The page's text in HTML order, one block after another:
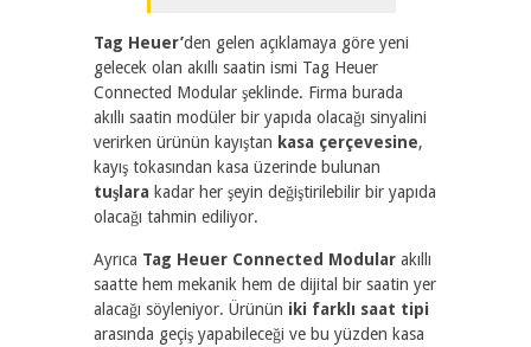
Tag Heuer’den gelen açıklamaya göre yeni
gelecek olan akıllı saatin ismi Tag Heuer
Connected Modular şeklinde. Firma burada
akıllı saatin modüler bir yapıda olacağı sinyalini
verirken ürünün kayıştan kasa çerçevesine,
kayış tokasından kasa üzerinde bulunan
tuşlara kadar her şeyin değiştirilebilir bir yapıda
olacağı tahmin ediliyor.
Ayrıca Tag Heuer Connected Modular akıllı
saatte hem mekanik hem de dijital bir saatin yer
alacağı söyleniyor. Ürünün iki farklı saat tipi
arasında geçiş yapabileceği ve bu yüzden kasa